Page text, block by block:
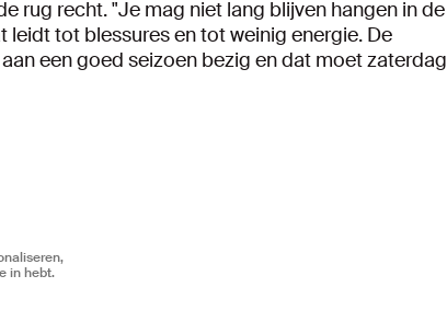
rug recht. "Je mag niet lang blijven hangen in de
tot blessures en tot weinig energie. De
een goed seizoen bezig en dat moet zaterdag
in hebt.